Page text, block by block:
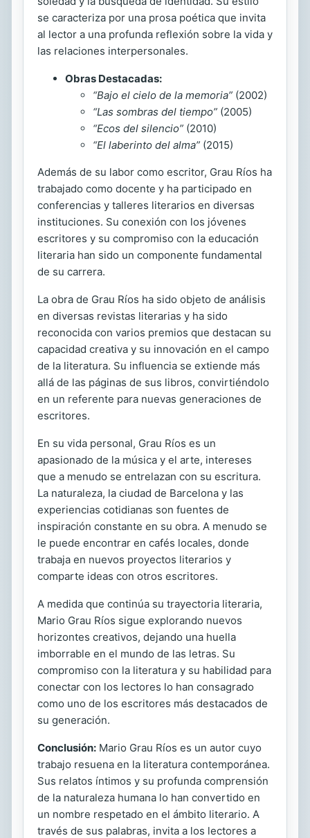
se caracteriza por una prosa poética que invita
al lector a una profunda reflexión sobre la vida y
las relaciones interpersonales.
Obras Destacadas:
“Bajo el cielo de la memoria” (2002)
“Las sombras del tiempo” (2005)
“Ecos del silencio” (2010)
“El laberinto del alma” (2015)
Además de su labor como escritor, Grau Ríos ha
trabajado como docente y ha participado en
conferencias y talleres literarios en diversas
instituciones. Su conexión con los jóvenes
escritores y su compromiso con la educación
literaria han sido un componente fundamental
de su carrera.
La obra de Grau Ríos ha sido objeto de análisis
en diversas revistas literarias y ha sido
reconocida con varios premios que destacan su
capacidad creativa y su innovación en el campo
de la literatura. Su influencia se extiende más
allá de las páginas de sus libros, convirtiéndolo
en un referente para nuevas generaciones de
escritores.
En su vida personal, Grau Ríos es un
apasionado de la música y el arte, intereses
que a menudo se entrelazan con su escritura.
La naturaleza, la ciudad de Barcelona y las
experiencias cotidianas son fuentes de
inspiración constante en su obra. A menudo se
le puede encontrar en cafés locales, donde
trabaja en nuevos proyectos literarios y
comparte ideas con otros escritores.
A medida que continúa su trayectoria literaria,
Mario Grau Ríos sigue explorando nuevos
horizontes creativos, dejando una huella
imborrable en el mundo de las letras. Su
compromiso con la literatura y su habilidad para
conectar con los lectores lo han consagrado
como uno de los escritores más destacados de
su generación.
Conclusión: Mario Grau Ríos es un autor cuyo
trabajo resuena en la literatura contemporánea.
Sus relatos íntimos y su profunda comprensión
de la naturaleza humana lo han convertido en
un nombre respetado en el ámbito literario. A
través de sus palabras, invita a los lectores a